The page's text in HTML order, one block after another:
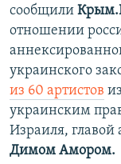
сообщили
отношении
украинского
из 60 артистов
украинским
Израиля, главой
Димом Амором.